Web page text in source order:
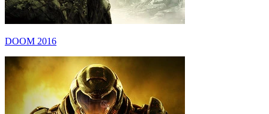
DOOM 2016